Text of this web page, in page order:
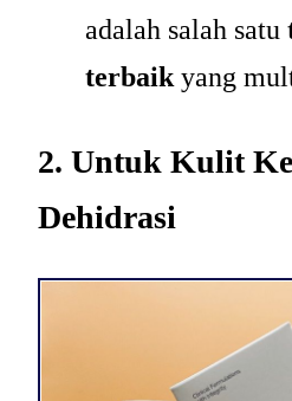
adalah salah satu
terbaik yang
2. Untuk Kulit
Dehidrasi